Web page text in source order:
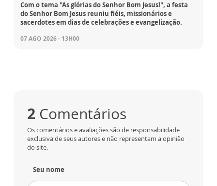
Com o tema "As glórias do Senhor Bom Jesus!", a festa
do Senhor Bom Jesus reuniu fiéis, missionários e
sacerdotes em dias de celebrações e evangelização.
07 AGO 2026 - 13H00
2 Comentários
Os comentários e avaliações são de responsabilidade
exclusiva de seus autores e não representam a opinião
do site.
Seu nome